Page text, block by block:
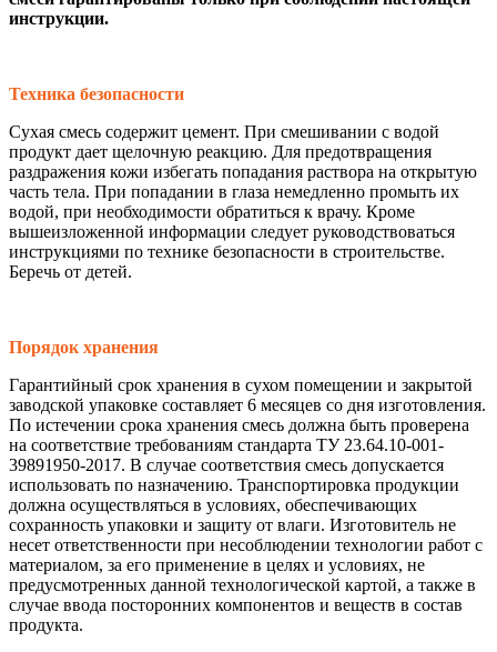
инструкции.
Техника безопасности
Сухая смесь содержит цемент. При смешивании с водой
продукт дает щелочную реакцию. Для предотвращения
раздражения кожи избегать попадания раствора на открытую
часть тела. При попадании в глаза немедленно промыть их
водой, при необходимости обратиться к врачу. Кроме
вышеизложенной информации следует руководствоваться
инструкциями по технике безопасности в строительстве.
Беречь от детей.
Порядок хранения
Гарантийный срок хранения в сухом помещении и закрытой
заводской упаковке составляет 6 месяцев со дня изготовления.
По истечении срока хранения смесь должна быть проверена
на соответствие требованиям стандарта ТУ 23.64.10-001-
39891950-2017. В случае соответствия смесь допускается
использовать по назначению. Транспортировка продукции
должна осуществляться в условиях, обеспечивающих
сохранность упаковки и защиту от влаги. Изготовитель не
несет ответственности при несоблюдении технологии работ с
материалом, за его применение в целях и условиях, не
предусмотренных данной технологической картой, а также в
случае ввода посторонних компонентов и веществ в состав
продукта.